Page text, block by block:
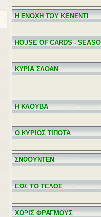
Η ΕΝΟΧΗ ΤΟΥ ΚΕΝΕΝΤΙ
HOUSE OF CARDS -
ΚΥΡΙΑ ΣΛΟΑΝ
Η ΚΛΟΥΒΑ
Ο ΚΥΡΙΟΣ ΤΙΠΟΤΑ
ΣΝΟΟΥΝΤΕΝ
ΕΩΣ ΤΟ ΤΕΛΟΣ
ΧΩΡΙΣ ΦΡΑΓΜΟΥΣ